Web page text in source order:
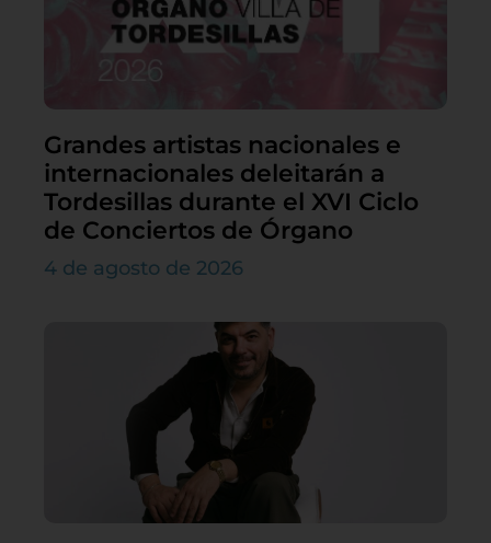
Grandes artistas nacionales e
internacionales deleitarán a
Tordesillas durante el XVI Ciclo
de Conciertos de Órgano
4 de agosto de 2026